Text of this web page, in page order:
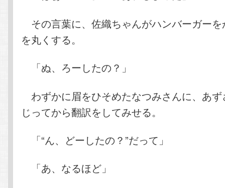
その言葉に、佐織ちゃんがハンバーガー
を丸くする。
「ぬ、ろーしたの？」
わずかに眉をひそめたなつみさんに、あ
じってから翻訳をしてみせる。
「“ん、どーしたの？”だって」
「あ、なるほど」